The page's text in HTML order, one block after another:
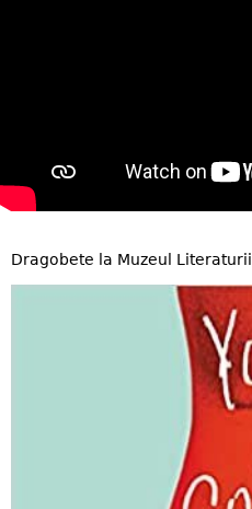
Dragobete la Muzeul Literaturii